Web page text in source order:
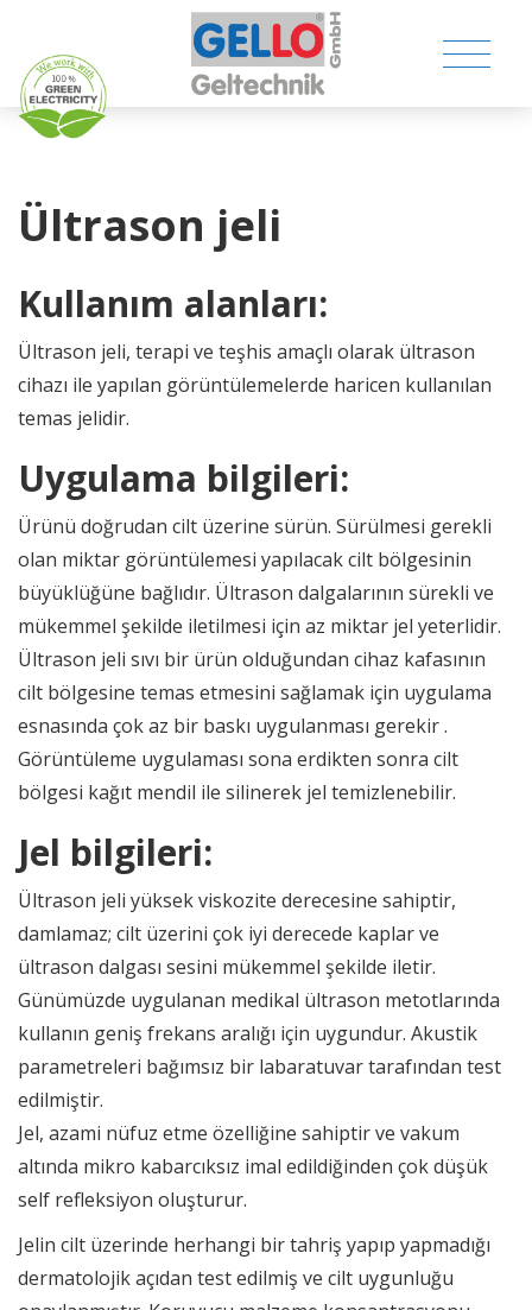
TECHNICAL PRODUCTS
COMPANY
CONTACT
Ültrason jeli
Kullanım alanları:
Ültrason jeli, terapi ve teşhis amaçlı olarak ültrason
cihazı ile yapılan görüntülemelerde haricen kullanılan
temas jelidir.
Uygulama bilgileri:
Ürünü doğrudan cilt üzerine sürün. Sürülmesi gerekli
olan miktar görüntülemesi yapılacak cilt bölgesinin
büyüklüğüne bağlıdır. Ültrason dalgalarının sürekli ve
mükemmel şekilde iletilmesi için az miktar jel yeterlidir.
Ültrason jeli sıvı bir ürün olduğundan cihaz kafasının
cilt bölgesine temas etmesini sağlamak için uygulama
esnasında çok az bir baskı uygulanması gerekir .
Görüntüleme uygulaması sona erdikten sonra cilt
bölgesi kağıt mendil ile silinerek jel temizlenebilir.
Jel bilgileri:
Ültrason jeli yüksek viskozite derecesine sahiptir,
damlamaz; cilt üzerini çok iyi derecede kaplar ve
ültrason dalgası sesini mükemmel şekilde iletir.
Günümüzde uygulanan medikal ültrason metotlarında
kullanın geniş frekans aralığı için uygundur. Akustik
parametreleri bağımsız bir labaratuvar tarafından test
edilmiştir.
Jel, azami nüfuz etme özelliğine sahiptir ve vakum
altında mikro kabarcıksız imal edildiğinden çok düşük
self refleksiyon oluşturur.
Jelin cilt üzerinde herhangi bir tahriş yapıp yapmadığı
dermatolojik açıdan test edilmiş ve cilt uygunluğu